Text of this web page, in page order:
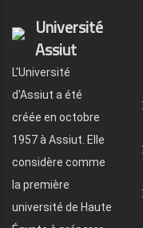
Université
Assiut
L'Université
d'Assiut a été
créée en octobre
1957 à Assiut. Elle
considère comme
la première
université de Haute